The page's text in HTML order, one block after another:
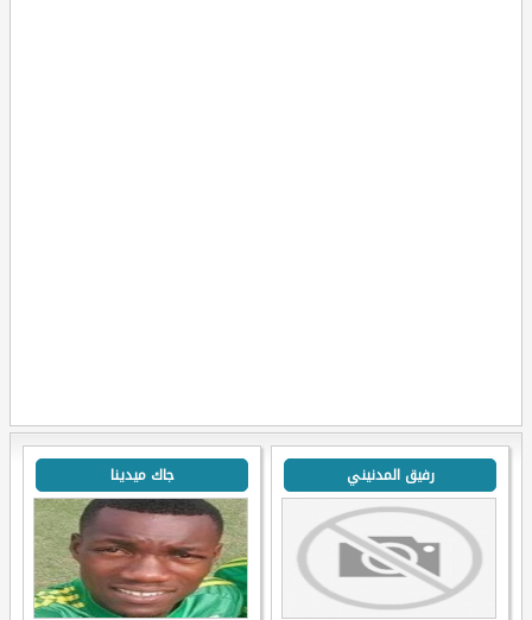
رفيق المدنيني جاك ميدينا